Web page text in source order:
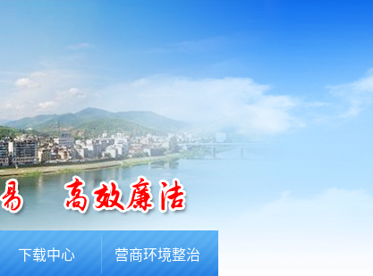
下载中心 营商环境整治